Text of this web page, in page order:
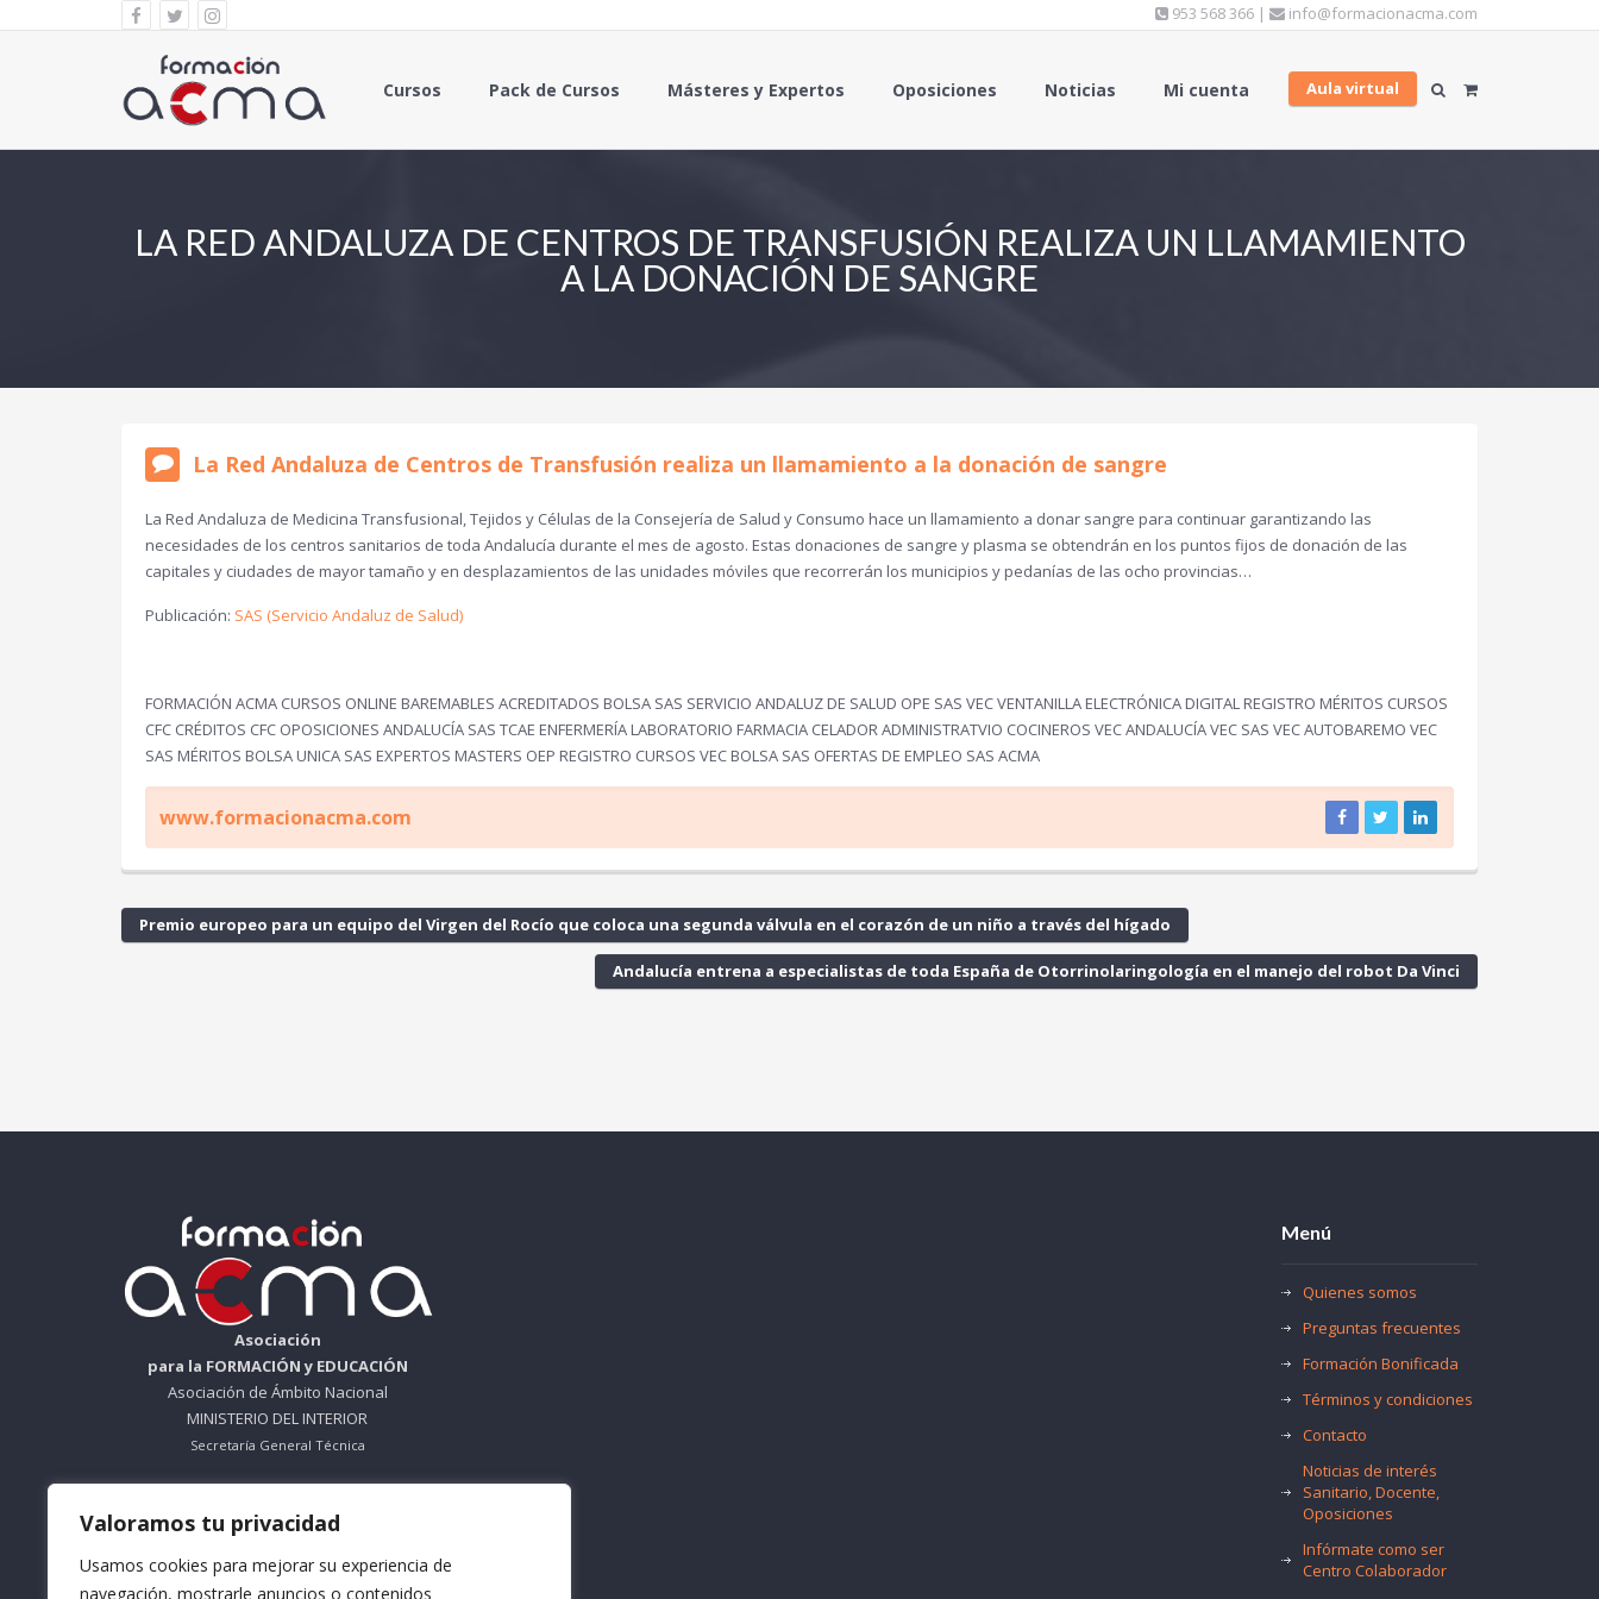
Valoramos tu privacidad
Usamos cookies para mejorar su experiencia de
navegación, mostrarle anuncios o contenidos
953 568 366 | info@formacionacma.com
Cursos Pack de Cursos Másteres y Expertos Oposiciones Noticias Mi cuenta Aula virtual
LA RED ANDALUZA DE CENTROS DE TRANSFUSIÓN REALIZA UN LLAMAMIENTO
A LA DONACIÓN DE SANGRE
La Red Andaluza de Centros de Transfusión realiza un llamamiento a la donación de sangre
La Red Andaluza de Medicina Transfusional, Tejidos y Células de la Consejería de Salud y Consumo hace un llamamiento a donar sangre para continuar garantizando las
necesidades de los centros sanitarios de toda Andalucía durante el mes de agosto. Estas donaciones de sangre y plasma se obtendrán en los puntos fijos de donación de las
capitales y ciudades de mayor tamaño y en desplazamientos de las unidades móviles que recorrerán los municipios y pedanías de las ocho provincias…
Publicación: SAS (Servicio Andaluz de Salud)
FORMACIÓN ACMA CURSOS ONLINE BAREMABLES ACREDITADOS BOLSA SAS SERVICIO ANDALUZ DE SALUD OPE SAS VEC VENTANILLA ELECTRÓNICA DIGITAL REGISTRO MÉRITOS CURSOS
CFC CRÉDITOS CFC OPOSICIONES ANDALUCÍA SAS TCAE ENFERMERÍA LABORATORIO FARMACIA CELADOR ADMINISTRATVIO COCINEROS VEC ANDALUCÍA VEC SAS VEC AUTOBAREMO VEC
SAS MÉRITOS BOLSA UNICA SAS EXPERTOS MASTERS OEP REGISTRO CURSOS VEC BOLSA SAS OFERTAS DE EMPLEO SAS ACMA
www.formacionacma.com
Premio europeo para un equipo del Virgen del Rocío que coloca una segunda válvula en el corazón de un niño a través del hígado
Andalucía entrena a especialistas de toda España de Otorrinolaringología en el manejo del robot Da Vinci
Asociación
para la FORMACIÓN y EDUCACIÓN
Asociación de Ámbito Nacional
MINISTERIO DEL INTERIOR
Secretaría General Técnica
Nº Registro 612695
Teléfono: 953 56 83 66
Menú
Quienes somos
Preguntas frecuentes
Formación Bonificada
Términos y condiciones
Contacto
Noticias de interés
Sanitario, Docente,
Oposiciones
Infórmate como ser
Centro Colaborador